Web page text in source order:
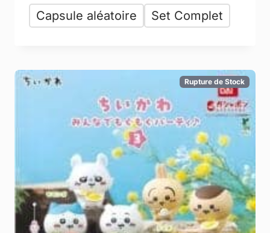
Capsule aléatoire Set Complet
Rupture de Stock